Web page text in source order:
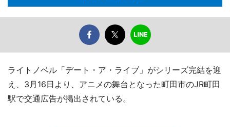
ライトノベル「デート・ア・ライブ」がシリーズ完結を迎
え、3月16日より、アニメの舞台となった町田市のJR町田
駅で交通広告が掲出されている。